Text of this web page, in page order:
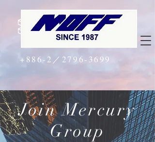
+886-2／2796-3699
Join Mercury
Group